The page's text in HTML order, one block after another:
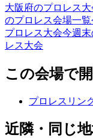
大阪府のプロレス
のプロレス会場一覧
プロレス大会今週
レス大会
この会場で
プロレスリン
近隣・同じ